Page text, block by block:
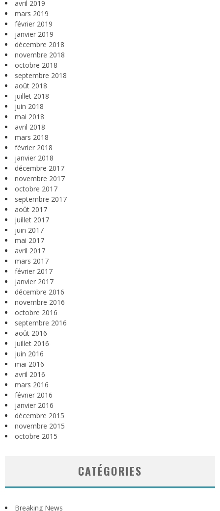
avril 2019
mars 2019
février 2019
janvier 2019
décembre 2018
novembre 2018
octobre 2018
septembre 2018
août 2018
juillet 2018
juin 2018
mai 2018
avril 2018
mars 2018
février 2018
janvier 2018
décembre 2017
novembre 2017
octobre 2017
septembre 2017
août 2017
juillet 2017
juin 2017
mai 2017
avril 2017
mars 2017
février 2017
janvier 2017
décembre 2016
novembre 2016
octobre 2016
septembre 2016
août 2016
juillet 2016
juin 2016
mai 2016
avril 2016
mars 2016
février 2016
janvier 2016
décembre 2015
novembre 2015
octobre 2015
CATÉGORIES
Breaking News